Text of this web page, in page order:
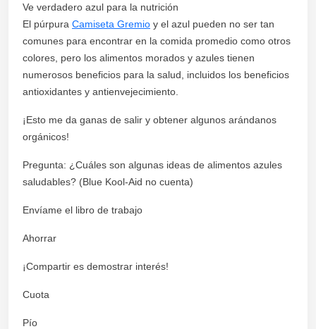
Ve verdadero azul para la nutrición
El púrpura Camiseta Gremio y el azul pueden no ser tan
comunes para encontrar en la comida promedio como otros
colores, pero los alimentos morados y azules tienen
numerosos beneficios para la salud, incluidos los beneficios
antioxidantes y antienvejecimiento.
¡Esto me da ganas de salir y obtener algunos arándanos
orgánicos!
Pregunta: ¿Cuáles son algunas ideas de alimentos azules
saludables? (Blue Kool-Aid no cuenta)
Envíame el libro de trabajo
Ahorrar
¡Compartir es demostrar interés!
Cuota
Pío